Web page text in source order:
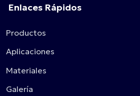
Enlaces Rápidos
Productos
Aplicaciones
Materiales
Galería